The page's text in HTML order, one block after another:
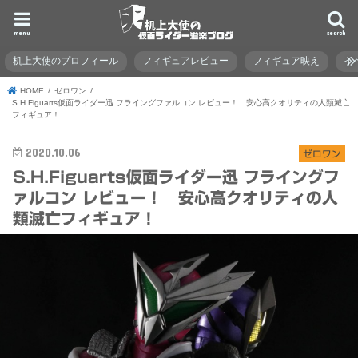
search
menu
机上大使のプロフィール フィギュアレビュー フィギュア映え イ
HOME
ゼロワン
S.H.Figuarts仮面ライダー迅 フライングファルコン レビュー！ 安心高クオリティの人類滅亡
フィギュア！
ゼロワン
2020.10.06
S.H.Figuarts仮面ライダー迅 フライングフ
ァルコン レビュー！ 安心高クオリティの人
類滅亡フィギュア！